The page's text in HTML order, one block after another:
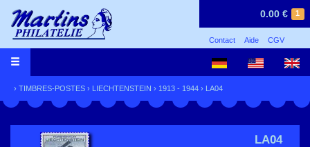
1
0.00 €
Contact Aide CGV
› TIMBRES-POSTES › LIECHTENSTEIN › 1913 - 1944 › LA04
LA04